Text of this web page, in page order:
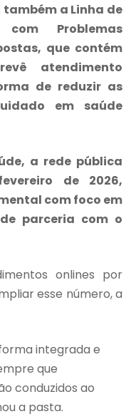
a Linha de
Problemas
que contém
atendimento
de reduzir as
em saúde
a rede pública
de 2026,
com foco em
parceria com o
onlines por
esse número, a
integrada e
que
conduzidos ao
a pasta.